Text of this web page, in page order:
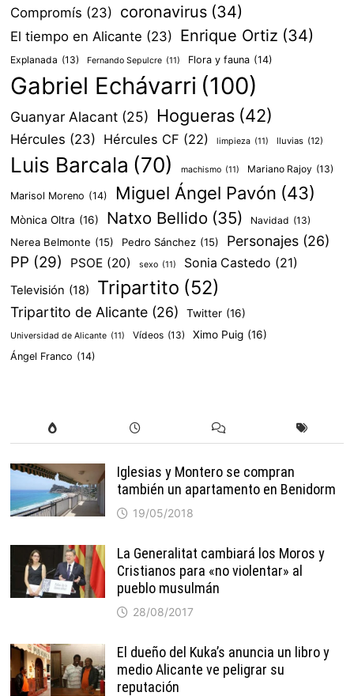
Compromís (23) coronavirus (34)
El tiempo en Alicante (23) Enrique Ortiz (34)
Explanada (13) Fernando Sepulcre (11) Flora y fauna (14)
Gabriel Echávarri (100)
Guanyar Alacant (25) Hogueras (42)
Hércules (23) Hércules CF (22) limpieza (11) lluvias (12)
Luis Barcala (70) machismo (11) Mariano Rajoy (13)
Marisol Moreno (14) Miguel Ángel Pavón (43)
Mònica Oltra (16) Natxo Bellido (35) Navidad (13)
Nerea Belmonte (15) Pedro Sánchez (15) Personajes (26)
PP (29) PSOE (20) sexo (11) Sonia Castedo (21)
Televisión (18) Tripartito (52)
Tripartito de Alicante (26) Twitter (16)
Universidad de Alicante (11) Vídeos (13) Ximo Puig (16)
Ángel Franco (14)
Iglesias y Montero se compran
también un apartamento en Benidorm
19/05/2018
La Generalitat cambiará los Moros y
Cristianos para «no violentar» al
pueblo musulmán
28/08/2017
El dueño del Kuka’s anuncia un libro y
medio Alicante ve peligrar su
reputación